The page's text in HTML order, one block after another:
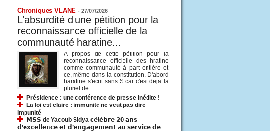
Chroniques VLANE - 27/07/2026
L'absurdité d'une pétition pour la
reconnaissance officielle de la
communauté haratine...
A propos de cette pétition pour la
reconnaissance officielle des hratine
comme communauté à part entière et
ce, même dans la constitution. D'abord
haratine s'écrit sans S car c'est déjà la
pluriel de...
Présidence : une conférence de presse inédite !
La loi est claire : immunité ne veut pas dire
impunité
𝗠𝗦𝗦 de Yacoub Sidya 𝗰𝗲́𝗹𝗲̀𝗯𝗿𝗲 𝟮𝟬 𝗮𝗻𝘀
𝗱’𝗲𝘅𝗰𝗲𝗹𝗹𝗲𝗻𝗰𝗲 𝗲𝘁 𝗱’𝗲𝗻𝗴𝗮𝗴𝗲𝗺𝗲𝗻𝘁 𝗮𝘂 𝘀𝗲𝗿𝘃𝗶𝗰𝗲 𝗱𝗲